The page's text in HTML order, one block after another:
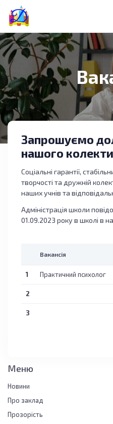
Запрошуємо
нашого
Соціальні гарантії,
творчості та дружній
наших учнів та
Адміністрація школи
01.09.2023 року в школі в
Вакансія
1 Практичний психолог
2
3
Меню
Новини
Про заклад
Прозорість